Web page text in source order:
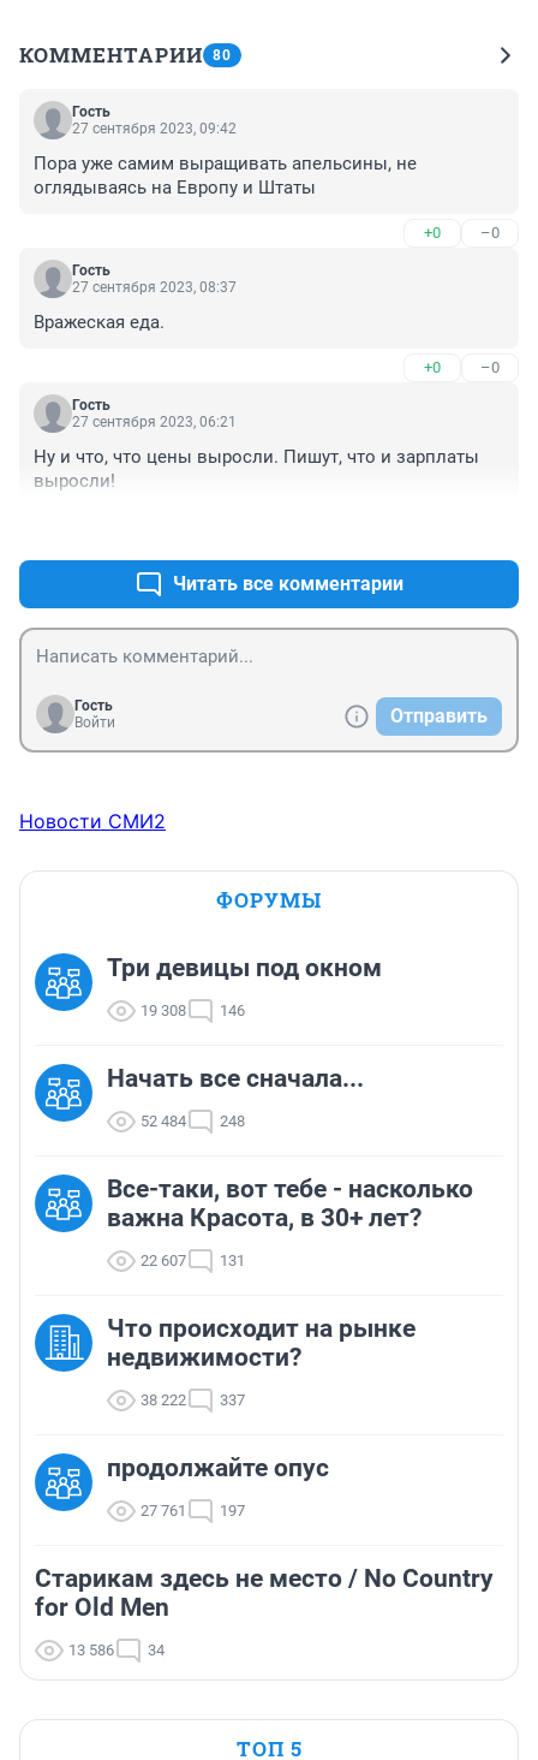
КОММЕНТАРИИ 80
Гость
27 сентября 2023, 09:42
Пора уже самим выращивать апельсины, не
оглядываясь на Европу и Штаты
+0 –0
Гость
27 сентября 2023, 08:37
Вражеская еда.
+0 –0
Гость
27 сентября 2023, 06:21
Ну и что, что цены выросли. Пишут, что и зарплаты
выросли!
Читать все комментарии
Гость
Войти
Отправить
Новости СМИ2
ФОРУМЫ
Три девицы под окном
19 308 146
Начать все сначала...
52 484 248
Все-таки, вот тебе - насколько
важна Красота, в 30+ лет?
22 607 131
Что происходит на рынке
недвижимости?
38 222 337
продолжайте опус
27 761 197
Старикам здесь не место / No Country
for Old Men
13 586 34
ТОП 5